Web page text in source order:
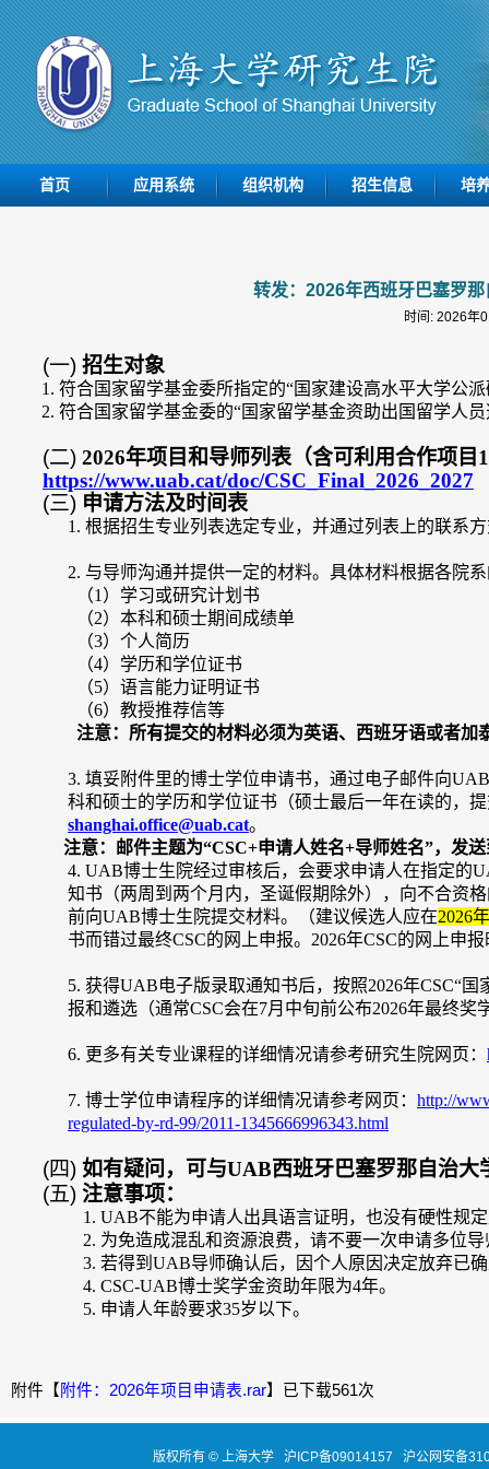
首页 应用系统 组织机构 招生信息 培
转发：2026年西班牙巴塞罗
时间: 2026
(一) 招生对象
1. 符合国家留学基金委所指定的“国家建设高水平大学公
2. 符合国家留学基金委的“国家留学基金资助出国留学人
(二) 2026年项目和导师列表（含可利用合作项目
https://www.uab.cat/doc/CSC_Final_2026_2027
(三) 申请方法及时间表
1. 根据招生专业列表选定专业，并通过列表上的联系
2. 与导师沟通并提供一定的材料。具体材料根据各院
（1）学习或研究计划书
（2）本科和硕士期间成绩单
（3）个人简历
（4）学历和学位证书
（5）语言能力证明证书
（6）教授推荐信等
注意：所有提交的材料必须为英语、西班牙语或者加
3. 填妥附件里的博士学位申请书，通过电子邮件向
科和硕士的学历和学位证书（硕士最后一年在读的，
shanghai.office@uab.cat。
注意：邮件主题为“CSC+申请人姓名+导师姓名”，发送
4. UAB博士生院经过审核后，会要求申请人在指定的
知书（两周到两个月内，圣诞假期除外），向不合资
前向UAB博士生院提交材料。（建议候选人应在2026年
书而错过最终CSC的网上申报。2026年CSC的网上申
5. 获得UAB电子版录取通知书后，按照2026年CSC“国
报和遴选（通常CSC会在7月中旬前公布2026年最终奖
6. 更多有关专业课程的详细情况请参考研究生院网页 ：
7. 博士学位申请程序的详细情况请参考网页： http://
regulated-by-rd-99/2011-1345666996343.html
(四) 如有疑问，可与UAB西班牙巴塞罗那自治大
(五) 注意事项：
1. UAB不能为申请人出具语言证明，也没有硬性规
2. 为免造成混乱和资源浪费，请不要一次申请多位
3. 若得到 UAB导师确认后，因个人原因决定放弃已
4. CSC-UAB博士奖学金资助年限为4年。
5. 申请人年龄要求35岁以下。
附件【 附件：2026年项目申请表.rar】已下载561次
版权所有 © 上海大学 沪ICP备09014157
沪公网安备